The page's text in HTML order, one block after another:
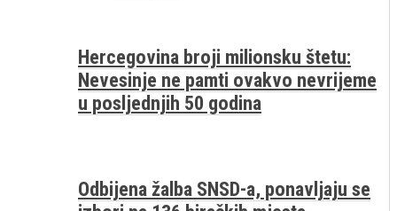
Hercegovina broji milionsku štetu:
Nevesinje ne pamti ovakvo nevrijeme
u posljednjih 50 godina
Odbijena žalba SNSD-a, ponavljaju se